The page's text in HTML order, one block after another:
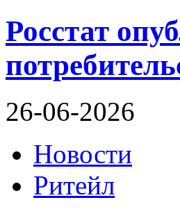
Росстат
26-06-2026
Новости
Ритейл